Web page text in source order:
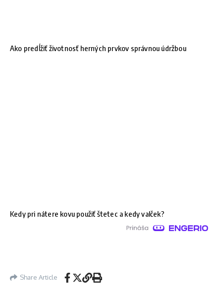
Ako predĺžiť životnosť herných prvkov správnou údržbou
Kedy pri nátere kovu použiť štetec a kedy valček?
Share Article